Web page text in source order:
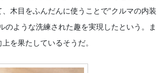
木目をふんだんに使うことで“クルマの内装
ような洗練された趣を実現したという。ま
を果たしているそうだ。